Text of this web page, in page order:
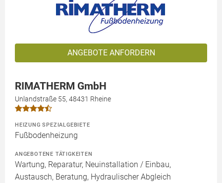
ANGEBOTE ANFORDERN
RIMATHERM GmbH
Unlandstraße 55, 48431 Rheine
HEIZUNG SPEZIALGEBIETE
Fußbodenheizung
ANGEBOTENE TÄTIGKEITEN
Wartung, Reparatur, Neuinstallation / Einbau,
Austausch, Beratung, Hydraulischer Abgleich